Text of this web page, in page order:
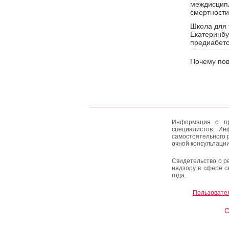
Школа для
Почему
Информация о
специалистов.
очной
Свидетельство о
надзору в сфере
года.